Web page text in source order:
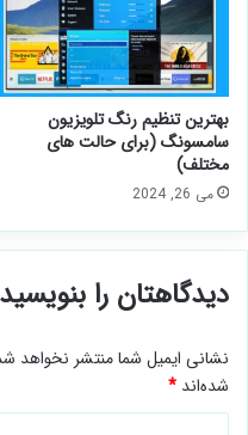
بهترین تنظیم رنگ تلویزیون
سامسونگ (برای حالت های
مختلف)
می 26, 2024
دیدگاهتان را بنویسید
نشانی ایمیل شما منتشر نخواهد
شده‌اند *